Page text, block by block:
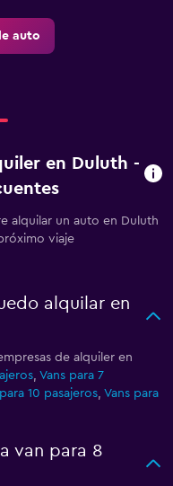
auto
en Duluth -
alquilar un auto en Duluth
viaje
alquilar en
de alquiler en
Vans para 7
10 pasajeros Vans para
van para 8